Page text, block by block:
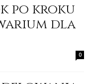
po kroku
dla
0